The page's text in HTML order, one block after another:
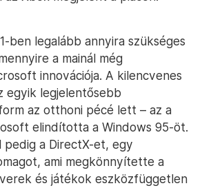
ben legalább annyira szükséges
a mainál még
innovációja. A kilencvenes
egyik legjelentősebb
az otthoni pécé lett – az a
elindította a Windows 95-öt.
pedig a DirectX-et, egy
ami megkönnyítette a
és játékok eszközfüggetlen